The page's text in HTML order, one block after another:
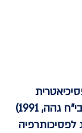
מומחית לילדים ונוער (בי"ח גהה, 1991)
לפסיכותרפיה